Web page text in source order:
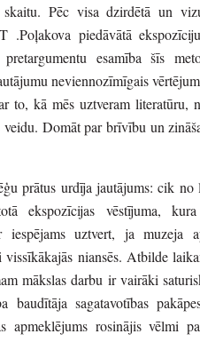
Pēc visa dzirdētā un
.Poļakova piedāvātā
esamība šīs
neviennozīmīgais
to, kā mēs uztveram literatūru,
veidu. Domāt par brīvību un
prātus urdīja jautājums: cik
ekspozīcijas vēstījuma,
iespējams uztvert, ja muzeja
niansēs. Atbilde
mākslas darbu ir vairāki
baudītāja sagatavotības
apmeklējums rosinājis vēlmi